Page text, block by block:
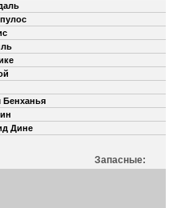
Бенханья
Дине
Запасные: